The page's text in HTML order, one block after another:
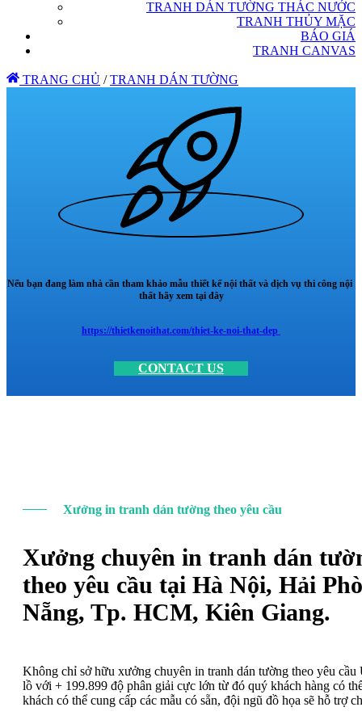
TRANH DÁN TƯỜNG THÁC NƯỚC
TRANH THỦY MẶC
BÁO GIÁ
TRANH CANVAS
TRANG CHỦ / TRANH DÁN TƯỜNG
Nếu bạn đang làm nhà cần tham khảo mẫu thiết kế nội thất và dịch vụ thi công nội
thất hãy xem tại đây
https://thietkenoithat.com/thiet-ke-noi-that-dep
CONTACT US
Xưởng in tranh dán tường theo yêu cầu
Xưởng chuyên in tranh dán
theo yêu cầu tại Hà Nội, Hải
Nẵng, Tp. HCM, Kiên Giang.
Không chỉ sở hữu xưởng chuyên in tranh dán tường theo yêu
lồ với + 199.899 độ phân giải cực lớn từ đó quý khách hàng có
khách có thể cung cấp các mẫu có sẵn, đội ngũ đồ họa sẽ hỗ trợ